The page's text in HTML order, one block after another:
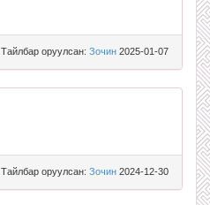
Тайлбар оруулсан: Зочин 2025-01-07
Тайлбар оруулсан: Зочин 2024-12-30